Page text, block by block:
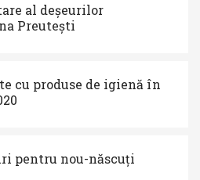
al deșeurilor
Preutești
cu produse de igienă în
pentru nou-născuți